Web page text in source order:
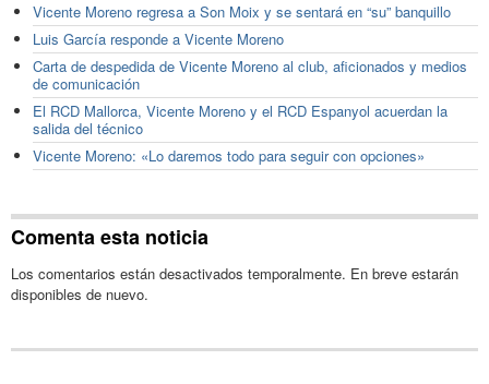
Vicente Moreno regresa a Son Moix y se sentará en “su” banquillo
Luis García responde a Vicente Moreno
Carta de despedida de Vicente Moreno al club, aficionados y medios
de comunicación
El RCD Mallorca, Vicente Moreno y el RCD Espanyol acuerdan la
salida del técnico
Vicente Moreno: «Lo daremos todo para seguir con opciones»
Comenta esta noticia
Los comentarios están desactivados temporalmente. En breve estarán
disponibles de nuevo.